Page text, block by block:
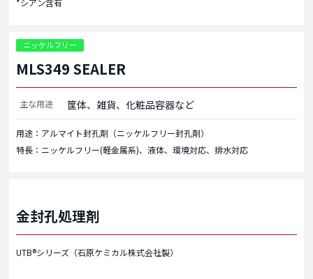
*シアン含有
ニッケルフリー
MLS349 SEALER
主な用途 筐体、雑貨、化粧品容器など
用途：アルマイト封孔剤（ニッケルフリー封孔剤）
特長：ニッケルフリー(軽金属系)、液体、環境対応、排水対応
金封孔処理剤
UTB®シリーズ（石原ケミカル株式会社製）